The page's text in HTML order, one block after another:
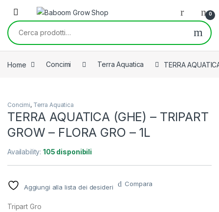
Skip to navigation
Skip to content
0
Cerca:
Home Concimi Terra Aquatica TERRA
Concimi, Terra Aquatica
TERRA AQUATICA (GHE) – TRIPART
GROW – FLORA GRO – 1L
Availability:105 disponibili
Aggiungi alla lista dei desideri Compara
Tripart Gro